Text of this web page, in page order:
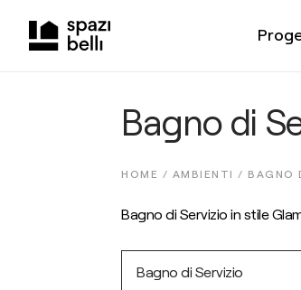
Bagno di
HOME / AMBIENTI / BAGNO
Bagno di Servizio in stile
Bagno di Servizio